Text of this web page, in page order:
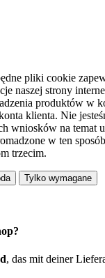
pliki cookie
naszej strony
produktów w
klienta. Nie
wniosków na temat
w ten
trzecim.
Tylko wymagane
, das mit deiner